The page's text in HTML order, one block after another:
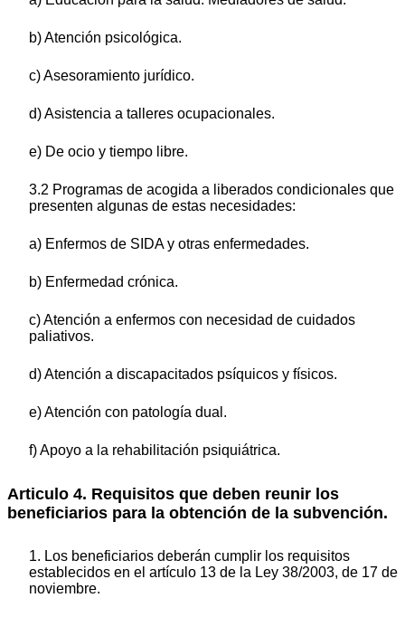
b) Atención psicológica.
c) Asesoramiento jurídico.
d) Asistencia a talleres ocupacionales.
e) De ocio y tiempo libre.
3.2 Programas de acogida a liberados condicionales que
presenten algunas de estas necesidades:
a) Enfermos de SIDA y otras enfermedades.
b) Enfermedad crónica.
c) Atención a enfermos con necesidad de cuidados
paliativos.
d) Atención a discapacitados psíquicos y físicos.
e) Atención con patología dual.
f) Apoyo a la rehabilitación psiquiátrica.
Articulo 4. Requisitos que deben reunir los
beneficiarios para la obtención de la subvención.
1. Los beneficiarios deberán cumplir los requisitos
establecidos en el artículo 13 de la Ley 38/2003, de 17 de
noviembre.